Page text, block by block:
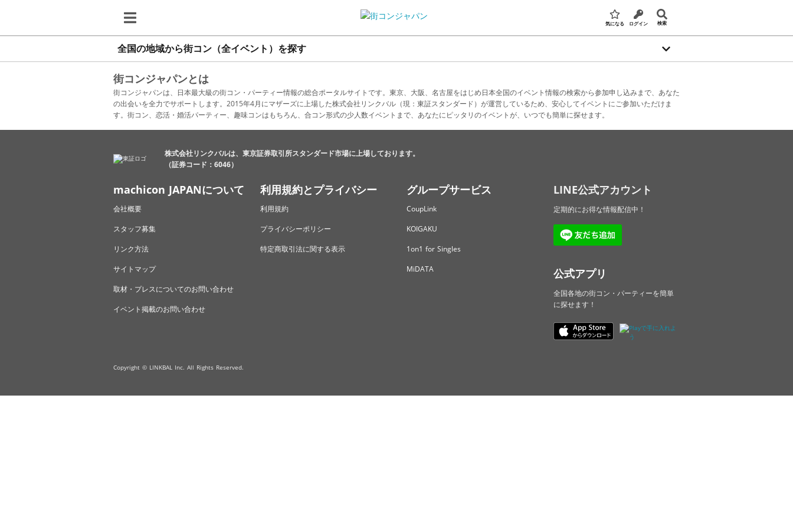
気になる ログイン 検索
全国の地域から街コン（全イベント）を探す
街コンジャパンとは
街コンジャパンは、日本最大級の街コン・パーティー情報の総合ポータルサイトです。東京、大阪、名古屋をはじめ日本全国のイベント情報の検索から参加申し込みまで、あなた
の出会いを全力でサポートします。2015年4月にマザーズに上場した株式会社リンクバル（現：東証スタンダード）が運営しているため、安心してイベントにご参加いただけま
す。街コン、恋活・婚活パーティー、趣味コンはもちろん、合コン形式の少人数イベントまで、あなたにピッタリのイベントが、いつでも簡単に探せます。
株式会社リンクバルは、東京証券取引所スタンダード市場に上場しております。
（証券コード：6046）
machicon JAPANについて
会社概要
スタッフ募集
リンク方法
サイトマップ
取材・プレスについてのお問い合わせ
イベント掲載のお問い合わせ
利用規約とプライバシー
利用規約
プライバシーポリシー
特定商取引法に関する表示
グループサービス
CoupLink
KOIGAKU
1on1 for Singles
MiDATA
LINE公式アカウント
定期的にお得な情報配信中！
公式アプリ
全国各地の街コン・パーティーを簡単
に探せます！
Copyright © LINKBAL Inc. All Rights Reserved.